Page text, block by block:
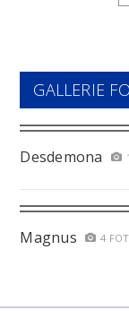
GALLERIE
Desdemona
Magnus 4